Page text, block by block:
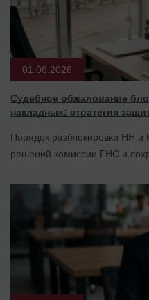
01.06.2026
Судебное обжалование
накладных: стратегия
Порядок разблокировки НН
решений комиссии ГНС и